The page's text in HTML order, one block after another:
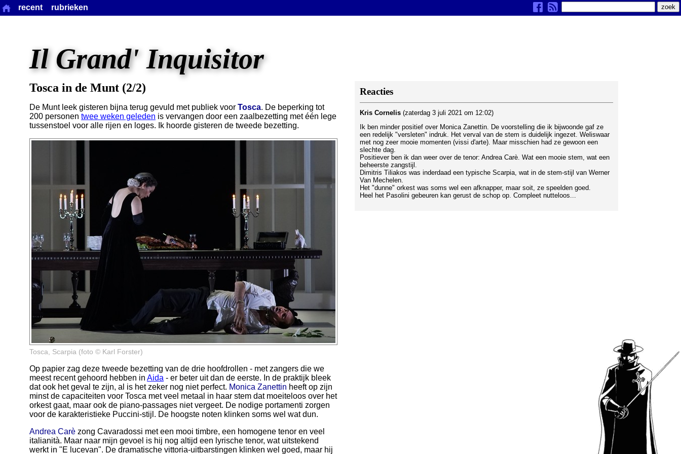
Il Grand' Inquisitor
Tosca in de Munt (2/2)
De Munt leek gisteren bijna terug gevuld met publiek voor Tosca. De beperking tot
200 personen twee weken geleden is vervangen door een zaalbezetting met één lege
tussenstoel voor alle rijen en loges. Ik hoorde gisteren de tweede bezetting.
Tosca, Scarpia (foto © Karl Forster)
Op papier zag deze tweede bezetting van de drie hoofdrollen - met zangers die we
meest recent gehoord hebben in Aida - er beter uit dan de eerste. In de praktijk bleek
dat ook het geval te zijn, al is het zeker nog niet perfect. Monica Zanettin heeft op zijn
minst de capaciteiten voor Tosca met veel metaal in haar stem dat moeiteloos over het
orkest gaat, maar ook de piano-passages niet vergeet. De nodige portamenti zorgen
voor de karakteristieke Puccini-stijl. De hoogste noten klinken soms wel wat dun.
Andrea Carè zong Cavaradossi met een mooi timbre, een homogene tenor en veel
italianità. Maar naar mijn gevoel is hij nog altijd een lyrische tenor, wat uitstekend
werkt in "E lucevan". De dramatische vittoria-uitbarstingen klinken wel goed, maar hij
Reacties
Kris Cornelis (zaterdag 3 juli 2021 om 12:02)
Ik ben minder positief over Monica Zanettin. De voorstelling die ik bijwoonde gaf ze
een redelijk "versleten" indruk. Het verval van de stem is duidelijk ingezet. Weliswaar
met nog zeer mooie momenten (vissi d'arte). Maar misschien had ze gewoon een
slechte dag.
Positiever ben ik dan weer over de tenor: Andrea Carè. Wat een mooie stem, wat een
beheerste zangstijl.
Dimitris Tiliakos was inderdaad een typische Scarpia, wat in de stem-stijl van Werner
Van Mechelen.
Het "dunne" orkest was soms wel een afknapper, maar soit, ze speelden goed.
Heel het Pasolini gebeuren kan gerust de schop op. Compleet nutteloos...
recent rubrieken